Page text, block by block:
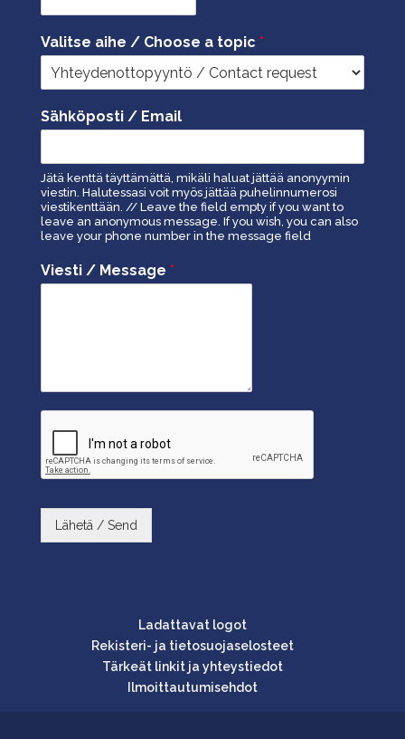
Valitse aihe / Choose a topic *
Sähköposti / Email
Jätä kenttä täyttämättä, mikäli haluat jättää anonyymin
viestin. Halutessasi voit myös jättää puhelinnumerosi
viestikenttään. // Leave the field empty if you want to
leave an anonymous message. If you wish, you can also
leave your phone number in the message field
Viesti / Message *
Lähetä / Send
Ladattavat logot
Rekisteri- ja tietosuojaselosteet
Tärkeät linkit ja yhteystiedot
Ilmoittautumisehdot